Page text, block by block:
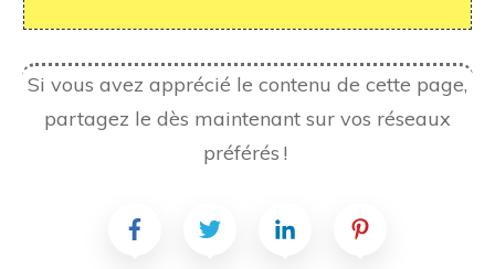
Si vous avez apprécié le contenu de cette page,
partagez le dès maintenant sur vos réseaux
préférés !